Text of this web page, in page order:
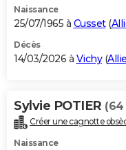
Naissance
25/07/1965 à Cusset(
Décès
14/03/2026 à Vichy(
Sylvie POTIER (64
Créer une cagnotte
Naissance